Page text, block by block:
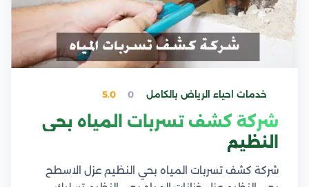
خدمات احياء الرياض بالكامل 0
5.0
شركة كشف تسربات المياه بحي
النظيم
شركة كشف تسربات المياه بحي النظيم عزل الاسطح